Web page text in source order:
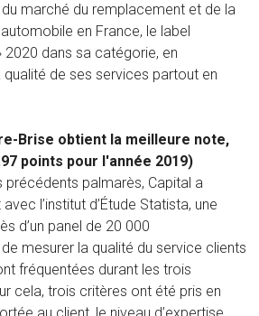
marché du remplacement et de la
en France, le label
2020 dans sa catégorie, en
de ses services partout en
Brise obtient la meilleure note,
points pour l'année 2019)
palmarès, Capital a
l’institut d’Étude Statista, une
d’un panel de 20 000
mesurer la qualité du service clients
fréquentées durant les trois
cela, trois critères ont été pris en